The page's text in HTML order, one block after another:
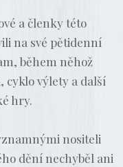
a členky této
na své pětidenní
během něhož
cyklo výlety a další
hry.
nositeli
dění nechyběl ani